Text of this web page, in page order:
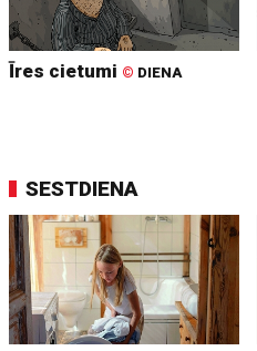
Īres cietumi © DIENA
SESTDIENA